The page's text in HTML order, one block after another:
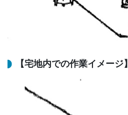
【宅地内での作業イメージ】